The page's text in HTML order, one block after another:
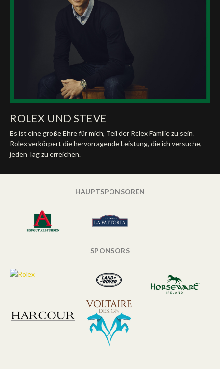
ROLEX UND STEVE
Es ist eine große Ehre für mich, Teil der Rolex Familie zu sein.
Rolex verkörpert die hervorragende Leistung, die ich versuche,
jeden Tag zu erreichen.
HAUPTSPONSOREN
SPONSORS